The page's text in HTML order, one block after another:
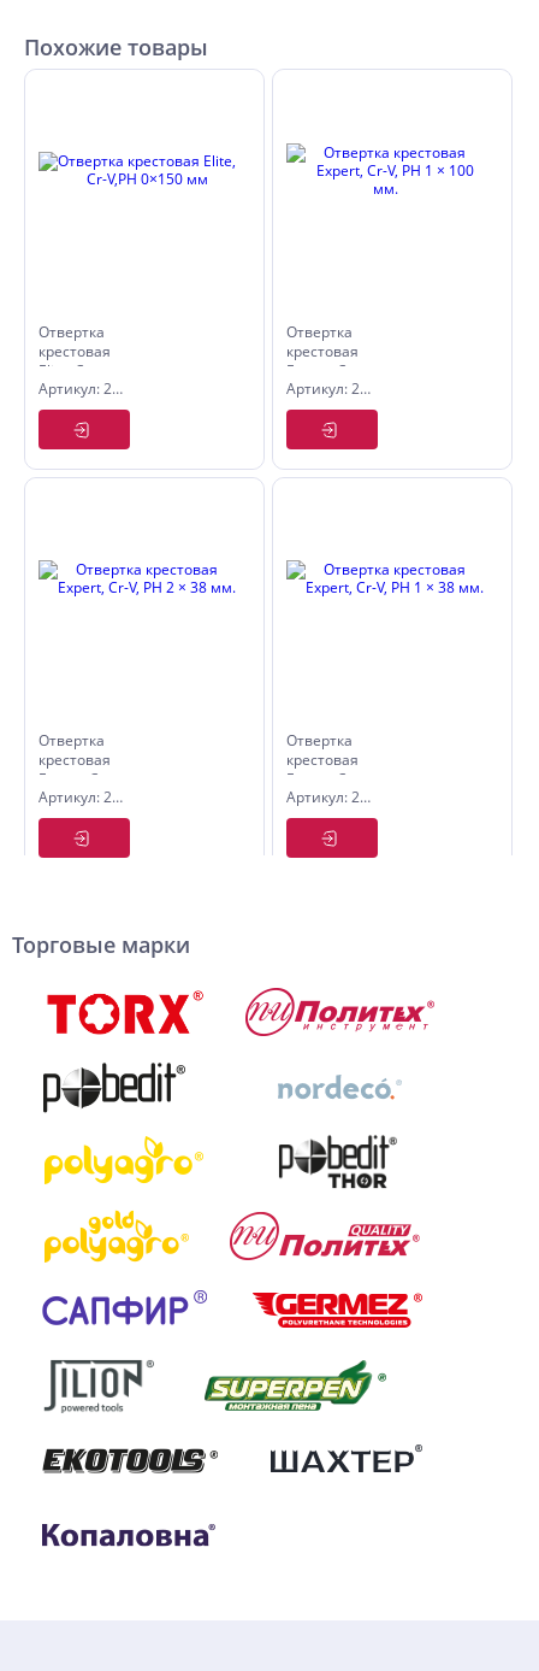
Похожие товары
Отвертка
крестовая
Elite, Cr-
V,PH 0×150
мм
Артикул: 2565015
Отвертка
крестовая
Expert, Cr-
V, PH 1 ×
100 мм.
Артикул: 2561110
Отвертка
крестовая
Expert, Cr-
V, PH 2 × 38
мм.
Артикул: 2561238
Отвертка
крестовая
Expert, Cr-
V, PH 1 × 38
мм.
Артикул: 2561138
Торговые марки